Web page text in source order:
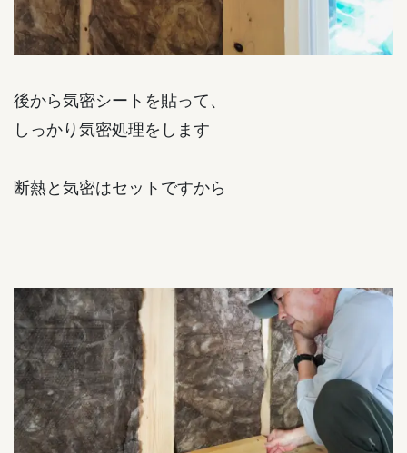
後から気密シートを貼って、
しっかり気密処理をします
断熱と気密はセットですから